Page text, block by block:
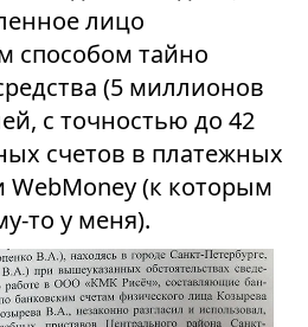
лицо
способом тайно
(5 миллионов
с точностью до 42
счетов в платежных
WebMoney (к которым
то у меня).